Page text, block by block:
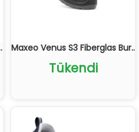
Maxeo Venus S3 Fiberglas Bur..
Tükendi